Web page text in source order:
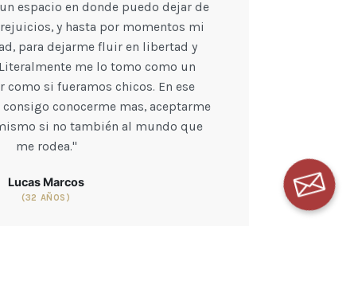
espacio en donde puedo dejar de
y hasta por momentos mi
para dejarme fluir en libertad y
me lo tomo como un
como si fueramos chicos. En ese
conocerme mas, aceptarme
si no también al mundo que
me rodea."
Lucas Marcos
(32 AÑOS)